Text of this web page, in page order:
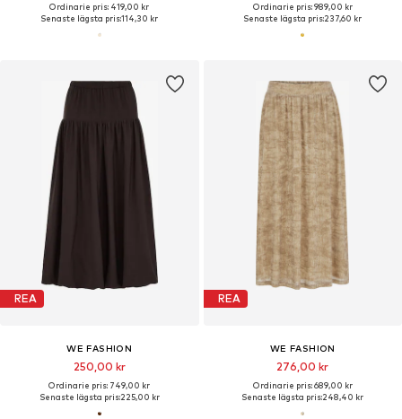
Ordinarie pris: 419,00 kr
Senaste lägsta pris:114,30 kr
Ordinarie pris: 989,00 kr
Senaste lägsta pris:237,60 kr
REA
WE FASHION
250,00 kr
Ordinarie pris: 749,00 kr
Senaste lägsta pris:225,00 kr
REA
WE FASHION
276,00 kr
Ordinarie pris: 689,00 kr
Senaste lägsta pris:248,40 kr